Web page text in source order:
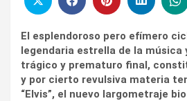
El esplendoroso pero efímero
legendaria estrella de la música
trágico y prematuro final,
y por cierto revulsiva materia
“Elvis”, el nuevo largometraje